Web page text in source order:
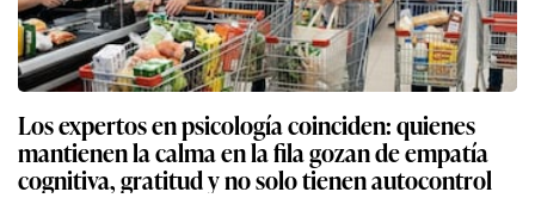
Los expertos en psicología coinciden: quienes
mantienen la calma en la fila gozan de empatía
cognitiva, gratitud y no solo tienen autocontrol